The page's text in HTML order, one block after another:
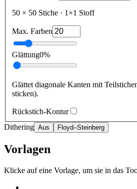
50 × 50 Stiche · 1×1 Stoff
Max. Farben
Glättung0%
Glättet diagonale Kanten mit
sticken).
Rückstich-Kontur
Dithering Aus Floyd–Steinberg
Vorlagen
Klicke auf eine Vorlage, um sie in das